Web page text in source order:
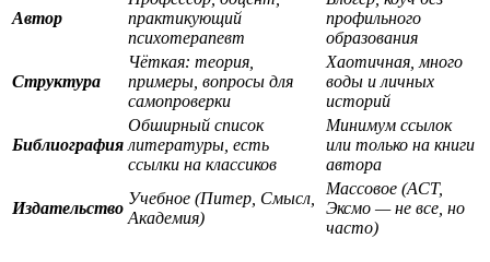
Автор
практикующий
психотерапевт
профильного
образования
Структура
Чёткая: теория,
примеры, вопросы для
самопроверки
Хаотичная, много
воды и личных
историй
Библиография
Обширный список
литературы, есть
ссылки на классиков
Минимум ссылок
или только на книги
автора
Издательство
Учебное (Питер, Смысл,
Академия)
Массовое (АСТ,
Эксмо — не все, но
часто)